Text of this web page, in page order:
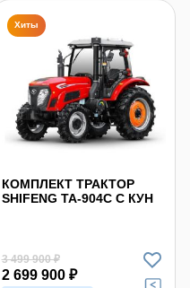
КОМПЛЕКТ ТРАКТОР
SHIFENG ТА-904С С КУН
Хиты
2 699 900 ₽
3 499 900 ₽